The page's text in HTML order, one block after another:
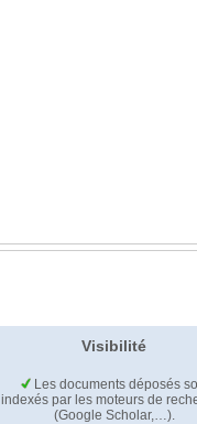
Visibilité
Les documents déposés
indexés par les moteurs de
(Google Scholar,…).